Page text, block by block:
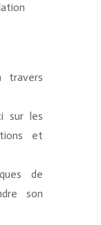
travers
sur les
et
de
son